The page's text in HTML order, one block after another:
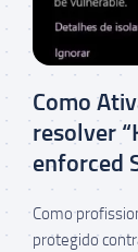
Como
resolver
enforced
Como
protegido